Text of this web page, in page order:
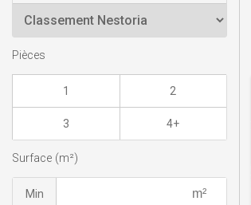
Pièces
1 2
3 4+
Surface (m²)
Min